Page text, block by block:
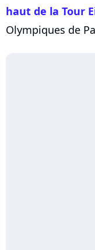
haut de la Tour
Olympiques de